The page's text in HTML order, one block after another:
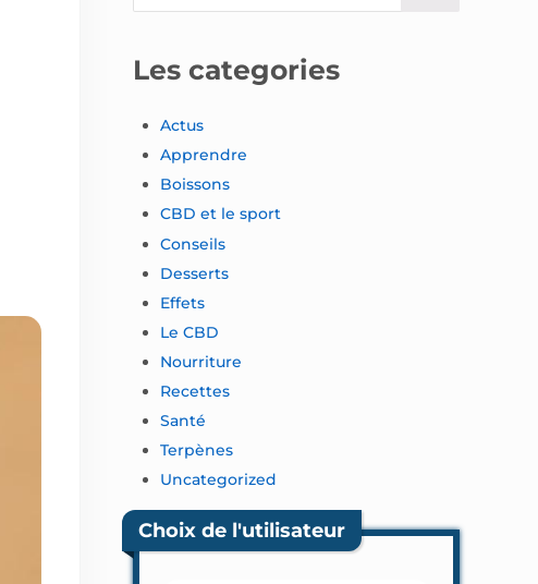
Les categories
Actus
Apprendre
Boissons
CBD et le sport
Conseils
Desserts
Effets
Le CBD
Nourriture
Recettes
Santé
Terpènes
Uncategorized
Choix de l'utilisateur